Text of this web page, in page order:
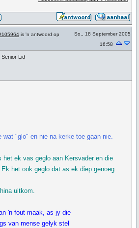
is 'n antwoord op
So., 18 September 2005
16:58
Senior Lid
wat "glo" en nie na kerke toe gaan nie.
ek vas geglo aan Kersvader en die
het ook geglo dat as ek diep genoeg
uitkom.
'n fout maak, as jy die
van mense gelyk stel